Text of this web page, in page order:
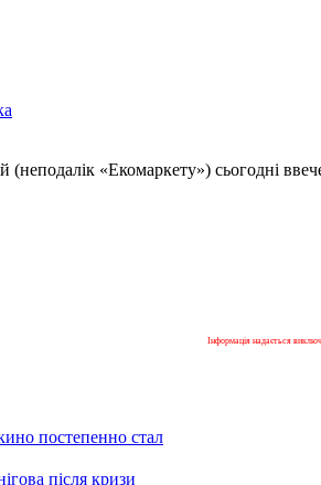
(неподалік «Екомаркету») сьогодні
Інформація надається
постепенно стал
після кризи